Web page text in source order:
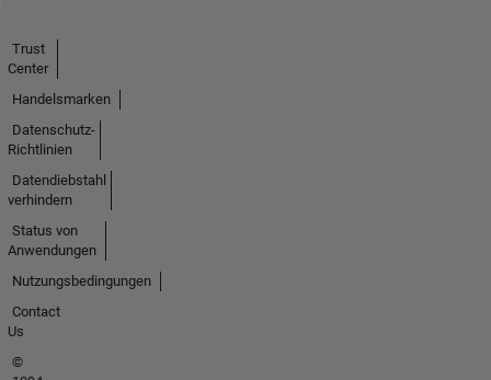
Trust
Center
Handelsmarken
Datenschutz-
Richtlinien
Datendiebstahl
verhindern
Status von
Anwendungen
Nutzungsbedingungen
Contact
Us
©